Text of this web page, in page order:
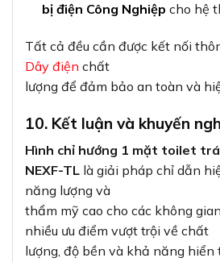
bị điện Công Nghiệp cho hệ
Tất cả đều cần được kết nối
Dây điện chất
lượng để đảm bảo an toàn và
10. Kết luận và khuyến
Hình chỉ hướng 1 mặt toilet
NEXF-TL là giải pháp chỉ dẫn
năng lượng và
thẩm mỹ cao cho các không
nhiều ưu điểm vượt trội về chất
lượng, độ bền và khả năng